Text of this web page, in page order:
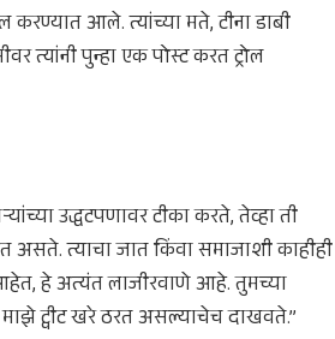
करण्यात आले. त्यांच्या मते, टीना डाबी
त्यांनी पुन्हा एक पोस्ट करत ट्रोल
उद्धटपणावर टीका करते, तेव्हा ती
असते. त्याचा जात किंवा समाजाशी काहीही
हे अत्यंत लाजीरवाणे आहे. तुमच्या
ट्वीट खरे ठरत असल्याचेच दाखवते.”